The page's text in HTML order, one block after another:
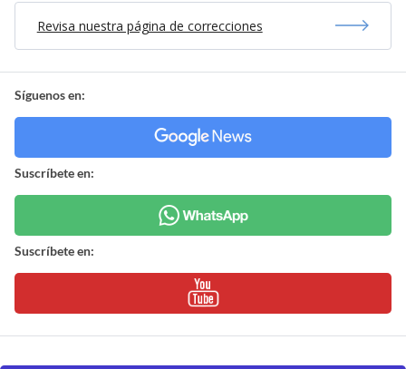
Revisa nuestra página de correcciones
Síguenos en:
Suscríbete en:
Suscríbete en: